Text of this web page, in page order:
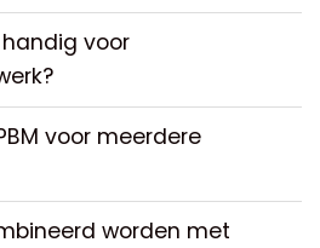
handig voor
voor meerdere
worden met